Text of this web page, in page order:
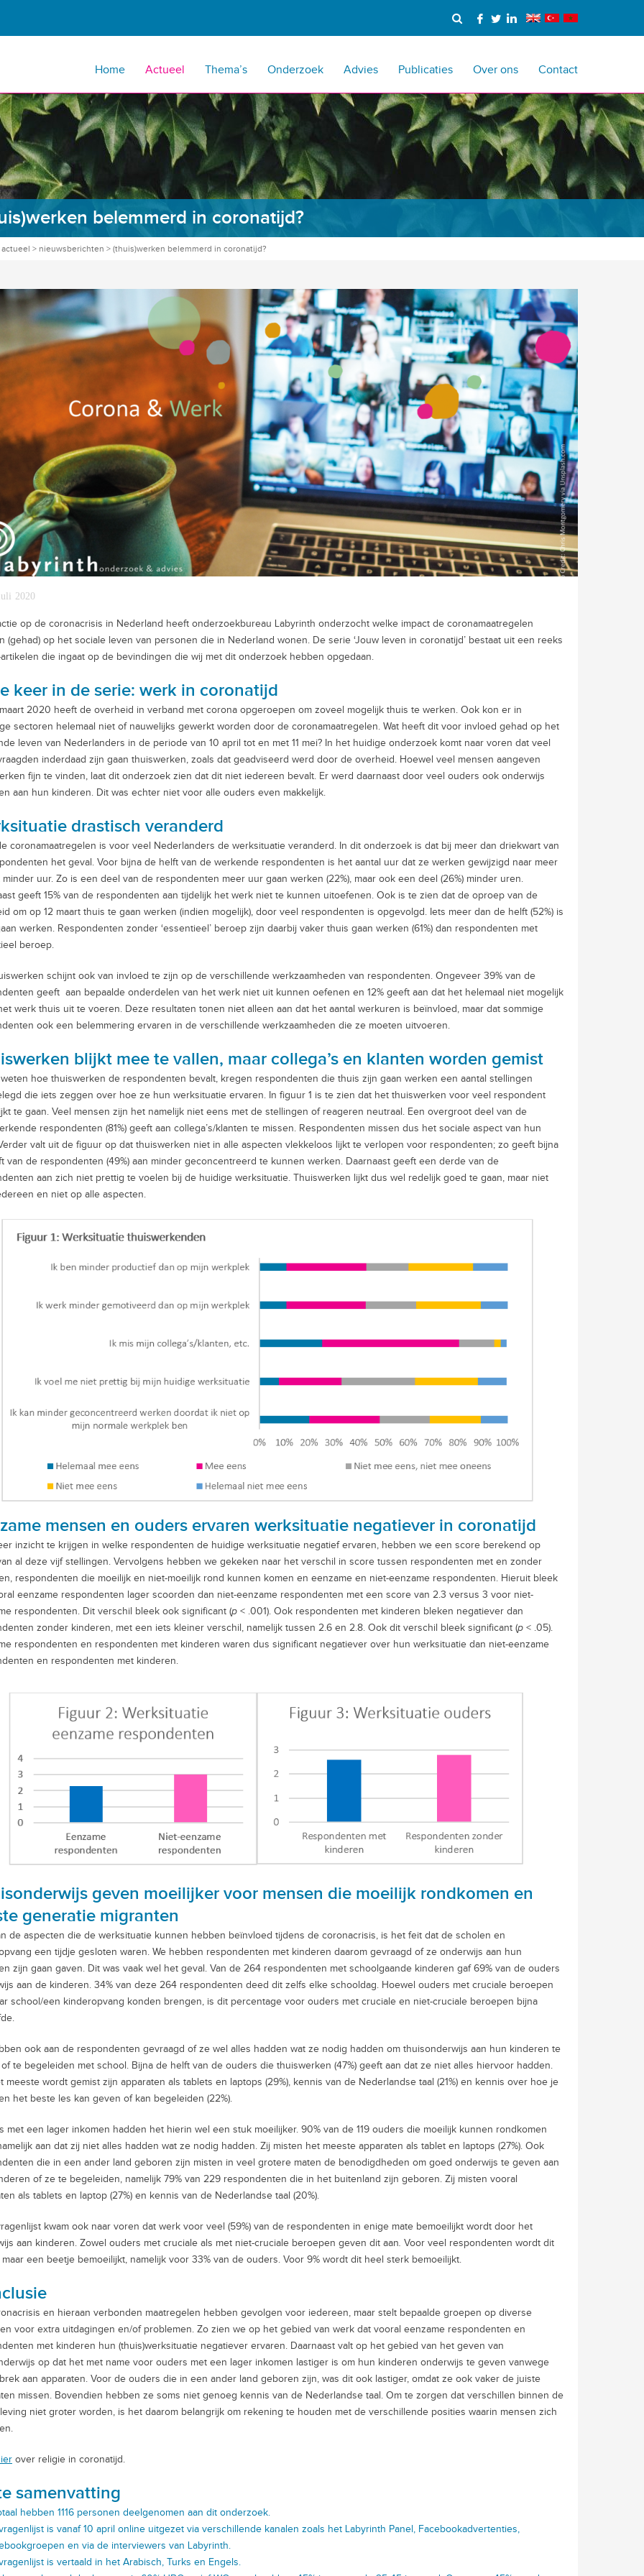
Home Actueel Thema’s Onderzoek Advies Publicaties Over ons Contact
belemmerd in coronatijd?
actueel > nieuwsberichten > (thuis)werken belemmerd in coronatijd?
2020
op de coronacrisis in Nederland heeft onderzoekbureau Labyrinth onderzocht welke impact de coronamaatregelen
(gehad) op het sociale leven van personen die in Nederland wonen. De serie ‘Jouw leven in coronatijd’ bestaat uit een reeks
die ingaat op de bevindingen die wij met dit onderzoek hebben opgedaan.
keer in de serie: werk in coronatijd
2020 heeft de overheid in verband met corona opgeroepen om zoveel mogelijk thuis te werken. Ook kon er in
sectoren helemaal niet of nauwelijks gewerkt worden door de coronamaatregelen. Wat heeft dit voor invloed gehad op het
leven van Nederlanders in de periode van 10 april tot en met 11 mei? In het huidige onderzoek komt naar voren dat veel
inderdaad zijn gaan thuiswerken, zoals dat geadviseerd werd door de overheid. Hoewel veel mensen aangeven
fijn te vinden, laat dit onderzoek zien dat dit niet iedereen bevalt. Er werd daarnaast door veel ouders ook onderwijs
aan hun kinderen. Dit was echter niet voor alle ouders even makkelijk.
drastisch veranderd
coronamaatregelen is voor veel Nederlanders de werksituatie veranderd. In dit onderzoek is dat bij meer dan driekwart van
het geval. Voor bijna de helft van de werkende respondenten is het aantal uur dat ze werken gewijzigd naar meer
uur. Zo is een deel van de respondenten meer uur gaan werken (22%), maar ook een deel (26%) minder uren.
geeft 15% van de respondenten aan tijdelijk het werk niet te kunnen uitoefenen. Ook is te zien dat de oproep van de
om op 12 maart thuis te gaan werken (indien mogelijk), door veel respondenten is opgevolgd. Iets meer dan de helft (52%) is
werken. Respondenten zonder ‘essentieel’ beroep zijn daarbij vaker thuis gaan werken (61%) dan respondenten met
beroep.
schijnt ook van invloed te zijn op de verschillende werkzaamheden van respondenten. Ongeveer 39% van de
geeft aan bepaalde onderdelen van het werk niet uit kunnen oefenen en 12% geeft aan dat het helemaal niet mogelijk
werk thuis uit te voeren. Deze resultaten tonen niet alleen aan dat het aantal werkuren is beïnvloed, maar dat sommige
ook een belemmering ervaren in de verschillende werkzaamheden die ze moeten uitvoeren.
blijkt mee te vallen, maar collega’s en klanten worden gemist
hoe thuiswerken de respondenten bevalt, kregen respondenten die thuis zijn gaan werken een aantal stellingen
die iets zeggen over hoe ze hun werksituatie ervaren. In figuur 1 is te zien dat het thuiswerken voor veel respondent
te gaan. Veel mensen zijn het namelijk niet eens met de stellingen of reageren neutraal. Een overgroot deel van de
respondenten (81%) geeft aan collega’s/klanten te missen. Respondenten missen dus het sociale aspect van hun
valt uit de figuur op dat thuiswerken niet in alle aspecten vlekkeloos lijkt te verlopen voor respondenten; zo geeft bijna
van de respondenten (49%) aan minder geconcentreerd te kunnen werken. Daarnaast geeft een derde van de
aan zich niet prettig te voelen bij de huidige werksituatie. Thuiswerken lijkt dus wel redelijk goed te gaan, maar niet
en niet op alle aspecten.
mensen en ouders ervaren werksituatie negatiever in coronatijd
inzicht te krijgen in welke respondenten de huidige werksituatie negatief ervaren, hebben we een score berekend op
al deze vijf stellingen. Vervolgens hebben we gekeken naar het verschil in score tussen respondenten met en zonder
respondenten die moeilijk en niet-moeilijk rond kunnen komen en eenzame en niet-eenzame respondenten. Hieruit bleek
eenzame respondenten lager scoorden dan niet-eenzame respondenten met een score van 2.3 versus 3 voor niet-
respondenten. Dit verschil bleek ook significant (p < .001). Ook respondenten met kinderen bleken negatiever dan
zonder kinderen, met een iets kleiner verschil, namelijk tussen 2.6 en 2.8. Ook dit verschil bleek significant (p < .05).
respondenten en respondenten met kinderen waren dus significant negatiever over hun werksituatie dan niet-eenzame
en respondenten met kinderen.
geven moeilijker voor mensen die moeilijk rondkomen en
generatie migranten
de aspecten die de werksituatie kunnen hebben beïnvloed tijdens de coronacrisis, is het feit dat de scholen en
een tijdje gesloten waren. We hebben respondenten met kinderen daarom gevraagd of ze onderwijs aan hun
zijn gaan gaven. Dit was vaak wel het geval. Van de 264 respondenten met schoolgaande kinderen gaf 69% van de ouders
aan de kinderen. 34% van deze 264 respondenten deed dit zelfs elke schooldag. Hoewel ouders met cruciale beroepen
school/een kinderopvang konden brengen, is dit percentage voor ouders met cruciale en niet-cruciale beroepen bijna
ook aan de respondenten gevraagd of ze wel alles hadden wat ze nodig hadden om thuisonderwijs aan hun kinderen te
te begeleiden met school. Bijna de helft van de ouders die thuiswerken (47%) geeft aan dat ze niet alles hiervoor hadden.
meeste wordt gemist zijn apparaten als tablets en laptops (29%), kennis van de Nederlandse taal (21%) en kennis over hoe je
het beste les kan geven of kan begeleiden (22%).
met een lager inkomen hadden het hierin wel een stuk moeilijker. 90% van de 119 ouders die moeilijk kunnen rondkomen
aan dat zij niet alles hadden wat ze nodig hadden. Zij misten het meeste apparaten als tablet en laptops (27%). Ook
die in een ander land geboren zijn misten in veel grotere maten de benodigdheden om goed onderwijs te geven aan
of ze te begeleiden, namelijk 79% van 229 respondenten die in het buitenland zijn geboren. Zij misten vooral
als tablets en laptop (27%) en kennis van de Nederlandse taal (20%).
kwam ook naar voren dat werk voor veel (59%) van de respondenten in enige mate bemoeilijkt wordt door het
aan kinderen. Zowel ouders met cruciale als met niet-cruciale beroepen geven dit aan. Voor veel respondenten wordt dit
een beetje bemoeilijkt, namelijk voor 33% van de ouders. Voor 9% wordt dit heel sterk bemoeilijkt.
en hieraan verbonden maatregelen hebben gevolgen voor iedereen, maar stelt bepaalde groepen op diverse
voor extra uitdagingen en/of problemen. Zo zien we op het gebied van werk dat vooral eenzame respondenten en
met kinderen hun (thuis)werksituatie negatiever ervaren. Daarnaast valt op het gebied van het geven van
op dat het met name voor ouders met een lager inkomen lastiger is om hun kinderen onderwijs te geven vanwege
aan apparaten. Voor de ouders die in een ander land geboren zijn, was dit ook lastiger, omdat ze ook vaker de juiste
missen. Bovendien hebben ze soms niet genoeg kennis van de Nederlandse taal. Om te zorgen dat verschillen binnen de
niet groter worden, is het daarom belangrijk om rekening te houden met de verschillende posities waarin mensen zich
over religie in coronatijd.
samenvatting
hebben 1116 personen deelgenomen aan dit onderzoek.
is vanaf 10 april online uitgezet via verschillende kanalen zoals het Labyrinth Panel, Facebookadvertenties,
en via de interviewers van Labyrinth.
is vertaald in het Arabisch, Turks en Engels.